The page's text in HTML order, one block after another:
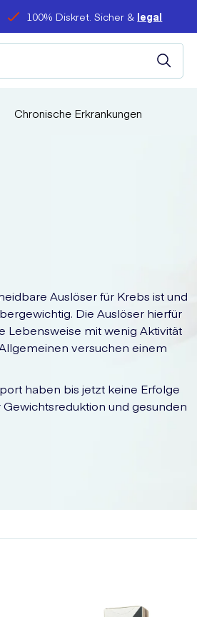
100% Diskret. Sicher & legal
Chronische Erkrankungen
Auslöser für Krebs ist und
Die Auslöser hierfür
Lebensweise mit wenig Aktivität
versuchen einem
haben bis jetzt keine Erfolge
und gesunden